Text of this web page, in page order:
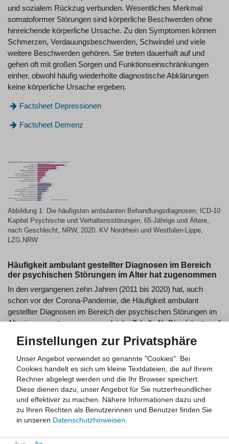
und sozialem Rückzug verbunden. Wesentliches Merkmal
somatoformer Störungen sind körperliche Beschwerden ohne
hinreichende körperliche Ursache. Zu den Symptomen können
Schmerzen, Verdauungsbeschwerden, Schwindel und viele
weitere Beschwerden gehören. Sie treten dauerhaft auf und
gehen oft mit großen Sorgen und Funktionseinschränkungen
einher, obwohl häufig wiederholte diagnostische Abklärungen
keine körperliche Ursache ergeben.
Factsheet Depressionen
Factsheet Demenz
Abbildung 1: Die häufigsten ambulanten Behandlungsdiagnosen, ICD-10
Kapitel Psychische und Verhaltensstörungen, 65-Jährige und Ältere,
nach Geschlecht, NRW, 2020. KV Nordrhein und Westfalen-Lippe,
LZG.NRW
Häufigkeit ambulant gestellter Diagnosen im Bereich
der psychischen Störungen im Alter hat zugenommen
In den vergangenen zehn Jahren (2011 bis 2020) hat, auch
schon vor der Corona-Pandemie, die Häufigkeit ambulant
gestellter Diagnosen im Bereich der psychischen Störungen im
Alter insgesamt zugenommen (siehe Tabelle 1). Dies könnte auf
Störungen oder auf Veränderungen der Kodierpraxis
zurückzuführen sein. Es ist aber auch nicht auszuschließen,
dass diePrävalenzpsychischer Störungen in der älteren
Bevölkerung angestiegen ist. Der Hintergrund für die
beobachtbaren Veränderungen kann auch von Erkrankung zu
Erkrankung variieren. Die Auswirkungen der Corona-Pandemie
auf die psychische Gesundheit von älteren Menschen lässt sich
noch nicht abschließend bewerten [Mauz et al. 2021]. Umfragen
deuten darauf hin, dass sich in dieser Zeit mehr Menschen
Einstellungen zur Privatsphäre
Unser Angebot verwendet so genannte "Cookies". Bei
Cookies handelt es sich um kleine Textdateien, die auf Ihrem
Rechner abgelegt werden und die Ihr Browser speichert.
Diese dienen dazu, unser Angebot für Sie nutzerfreundlicher
und effektiver zu machen.
Nähere Informationen dazu und
zu Ihren Rechten als Benutzerinnen und Benutzer finden Sie
in unseren Datenschutzhinweisen